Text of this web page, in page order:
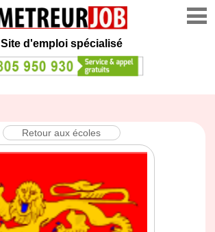
Site d'emploi spécialisé
Retour aux écoles